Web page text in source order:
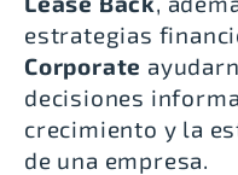
estrategias
Corporate
decisiones
crecimiento y la
de una empresa.